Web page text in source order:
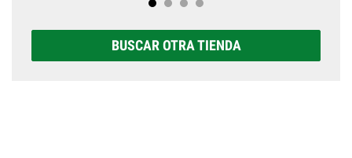
BUSCAR OTRA TIENDA